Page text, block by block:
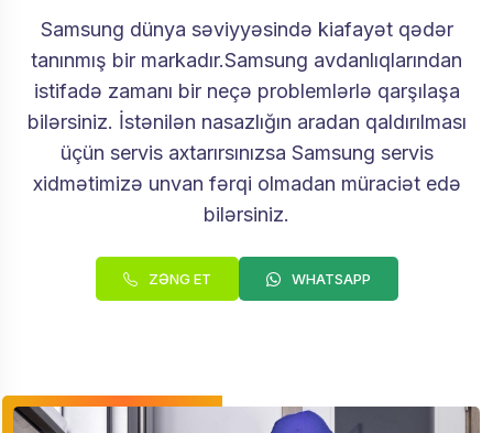
Samsung dünya səviyyəsində kiafayət qədər
tanınmış bir markadır.Samsung avdanlıqlarından
istifadə zamanı bir neçə problemlərlə qarşılaşa
bilərsiniz. İstənilən nasazlığın aradan qaldırılması
üçün servis axtarırsınızsa Samsung servis
xidmətimizə unvan fərqi olmadan müraciət edə
bilərsiniz.
ZƏNG ET WHATSAPP